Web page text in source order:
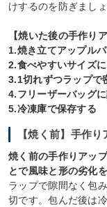
けするのを防ぎましょ
【焼いた後の手作り
1.焼き立てアップル
2.食べやすいサイズ
3.1切れずつラップで
4.フリーザーバッグ
5.冷凍庫で保存する
【焼く前】手作
焼く前の手作りアッ
とで風味と形の劣化
ラップで隙間なく包
切です。包んだ後は